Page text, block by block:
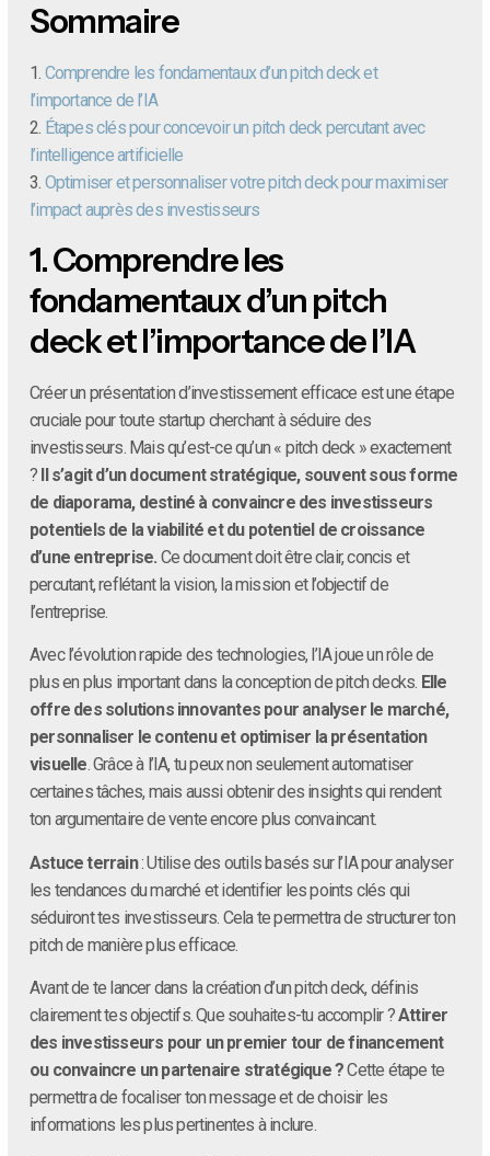
Sommaire
1. Comprendre les fondamentaux d’un pitch deck et
l’importance de l’IA
2. Étapes clés pour concevoir un pitch deck percutant avec
l’intelligence artificielle
3. Optimiser et personnaliser votre pitch deck pour maximiser
l’impact auprès des investisseurs
1.Comprendre les
fondamentaux d’un pitch
deck et l’importance de l’IA
Créer un présentation d’investissement efficace est une étape
cruciale pour toute startup cherchant à séduire des
investisseurs. Mais qu’est-ce qu’un « pitch deck » exactement
? Il s’agit d’un document stratégique, souvent sous forme
de diaporama, destiné à convaincre des investisseurs
potentiels de la viabilité et du potentiel de croissance
d’une entreprise. Ce document doit être clair, concis et
percutant, reflétant la vision, la mission et l’objectif de
l’entreprise.
Avec l’évolution rapide des technologies, l’IA joue un rôle de
plus en plus important dans la conception de pitch decks. Elle
offre des solutions innovantes pour analyser le marché,
personnaliser le contenu et optimiser la présentation
visuelle. Grâce à l’IA, tu peux non seulement automatiser
certaines tâches, mais aussi obtenir des insights qui rendent
ton argumentaire de vente encore plus convaincant.
Astuce terrain: Utilise des outils basés sur l’IA pour analyser
les tendances du marché et identifier les points clés qui
séduiront tes investisseurs. Cela te permettra de structurer ton
pitch de manière plus efficace.
Avant de te lancer dans la création d’un pitch deck, définis
clairement tes objectifs. Que souhaites-tu accomplir ?Attirer
des investisseurs pour un premier tour de financement
ou convaincre un partenaire stratégique ?Cette étape te
permettra de focaliser ton message et de choisir les
informations les plus pertinentes à inclure.